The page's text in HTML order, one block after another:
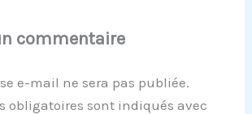
commentaire
e-mail ne sera pas publiée.
obligatoires sont indiqués avec